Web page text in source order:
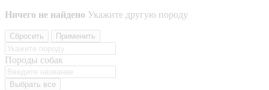
Ничего не найдено Укажите другую породу
Сбросить Применить
Породы собак
Выбрать все